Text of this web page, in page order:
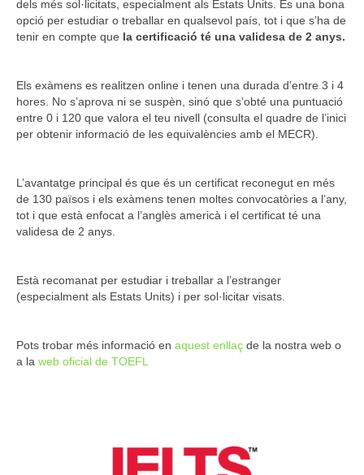
dels més sol·licitats, especialment als Estats Units. És una bona
opció per estudiar o treballar en qualsevol país, tot i que s’ha de
tenir en compte que la certificació té una validesa de 2 anys.
Els exàmens es realitzen online i tenen una durada d’entre 3 i 4
hores. No s’aprova ni se suspèn, sinó que s’obté una puntuació
entre 0 i 120 que valora el teu nivell (consulta el quadre de l’inici
per obtenir informació de les equivalències amb el MECR).
L’avantatge principal és que és un certificat reconegut en més
de 130 països i els exàmens tenen moltes convocatòries a l’any,
tot i que està enfocat a l’anglès americà i el certificat té una
validesa de 2 anys.
Està recomanat per estudiar i treballar a l’estranger
(especialment als Estats Units) i per sol·licitar visats.
Pots trobar més informació en aquest enllaç de la nostra web o
a la web oficial de TOEFL